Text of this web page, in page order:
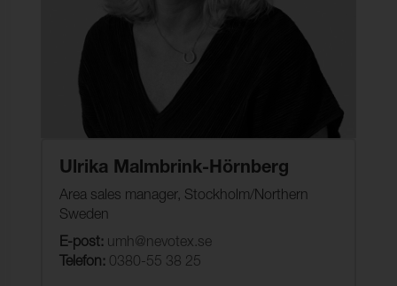
Ulrika Malmbrink-Hörnberg
Area sales manager, Stockholm/Northern
Sweden
E-post: umh@nevotex.se
Telefon: 0380-55 38 25